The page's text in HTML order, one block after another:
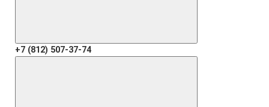
+7 (812) 507-37-74